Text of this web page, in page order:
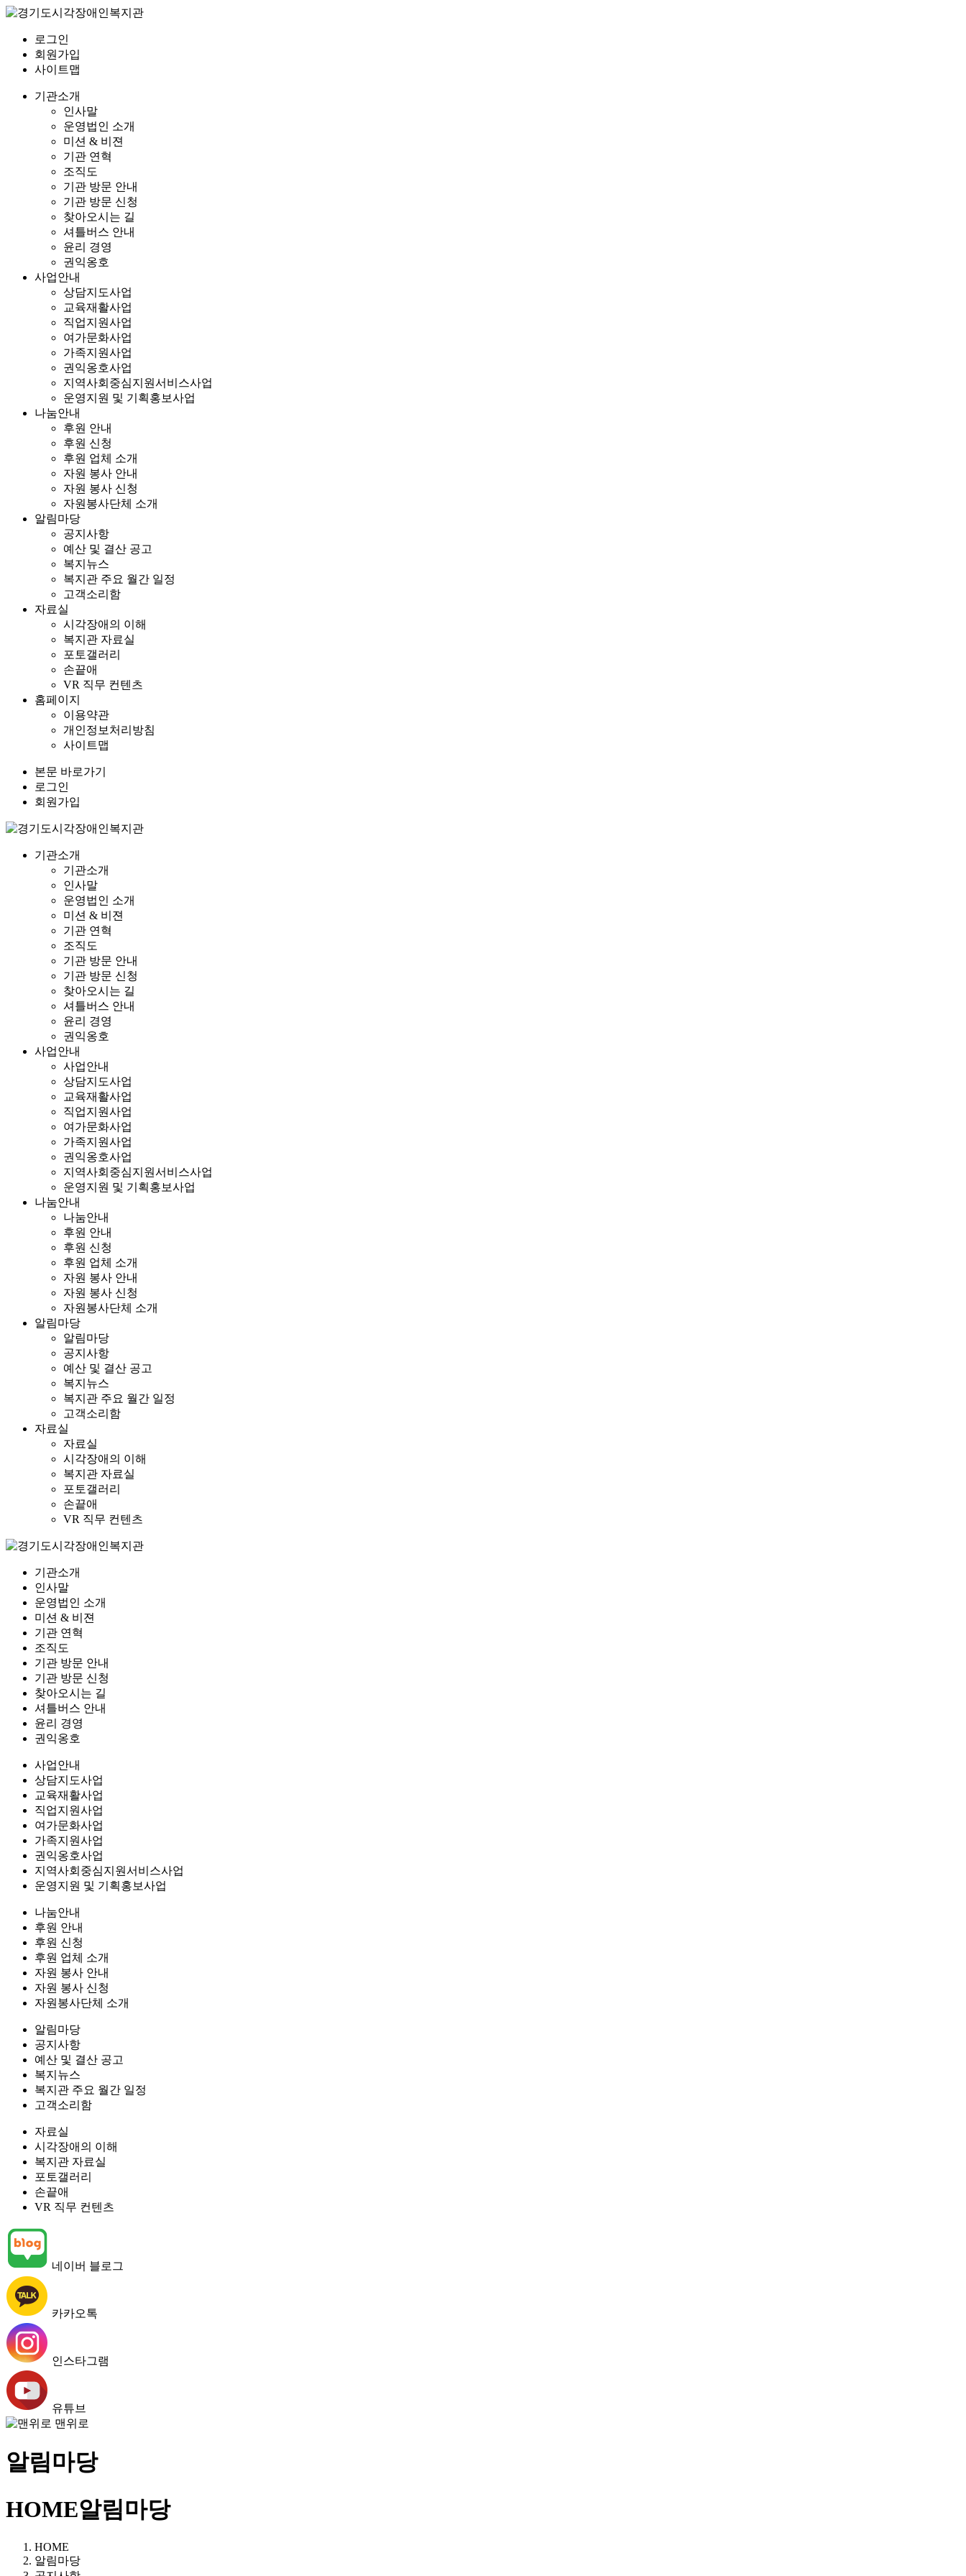
로그인
회원가입
사이트맵
기관소개
인사말
운영법인 소개
미션 & 비젼
기관 연혁
조직도
기관 방문 안내
기관 방문 신청
찾아오시는 길
셔틀버스 안내
윤리 경영
권익옹호
사업안내
상담지도사업
교육재활사업
직업지원사업
여가문화사업
가족지원사업
권익옹호사업
지역사회중심지원서비스사업
운영지원 및 기획홍보사업
나눔안내
후원 안내
후원 신청
후원 업체 소개
자원 봉사 안내
자원 봉사 신청
자원봉사단체 소개
알림마당
공지사항
예산 및 결산 공고
복지뉴스
복지관 주요 월간 일정
고객소리함
자료실
시각장애의 이해
복지관 자료실
포토갤러리
손끝애
VR 직무 컨텐츠
홈페이지
이용약관
개인정보처리방침
사이트맵
본문 바로가기
로그인
회원가입
기관소개
기관소개
인사말
운영법인 소개
미션 & 비젼
기관 연혁
조직도
기관 방문 안내
기관 방문 신청
찾아오시는 길
셔틀버스 안내
윤리 경영
권익옹호
사업안내
사업안내
상담지도사업
교육재활사업
직업지원사업
여가문화사업
가족지원사업
권익옹호사업
지역사회중심지원서비스사업
운영지원 및 기획홍보사업
나눔안내
나눔안내
후원 안내
후원 신청
후원 업체 소개
자원 봉사 안내
자원 봉사 신청
자원봉사단체 소개
알림마당
알림마당
공지사항
예산 및 결산 공고
복지뉴스
복지관 주요 월간 일정
고객소리함
자료실
자료실
시각장애의 이해
복지관 자료실
포토갤러리
손끝애
VR 직무 컨텐츠
기관소개
인사말
운영법인 소개
미션 & 비젼
기관 연혁
조직도
기관 방문 안내
기관 방문 신청
찾아오시는 길
셔틀버스 안내
윤리 경영
권익옹호
사업안내
상담지도사업
교육재활사업
직업지원사업
여가문화사업
가족지원사업
권익옹호사업
지역사회중심지원서비스사업
운영지원 및 기획홍보사업
나눔안내
후원 안내
후원 신청
후원 업체 소개
자원 봉사 안내
자원 봉사 신청
자원봉사단체 소개
알림마당
공지사항
예산 및 결산 공고
복지뉴스
복지관 주요 월간 일정
고객소리함
자료실
시각장애의 이해
복지관 자료실
포토갤러리
손끝애
VR 직무 컨텐츠
네이버 블로그
카카오톡
인스타그램
유튜브
맨위로
알림마당
HOME알림마당
HOME
알림마당